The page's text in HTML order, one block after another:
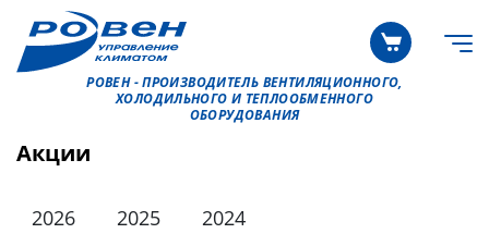
РОВЕН - ПРОИЗВОДИТЕЛЬ ВЕНТИЛЯЦИОННОГО,
ХОЛОДИЛЬНОГО И ТЕПЛООБМЕННОГО
ОБОРУДОВАНИЯ
Акции
2026 2025 2024